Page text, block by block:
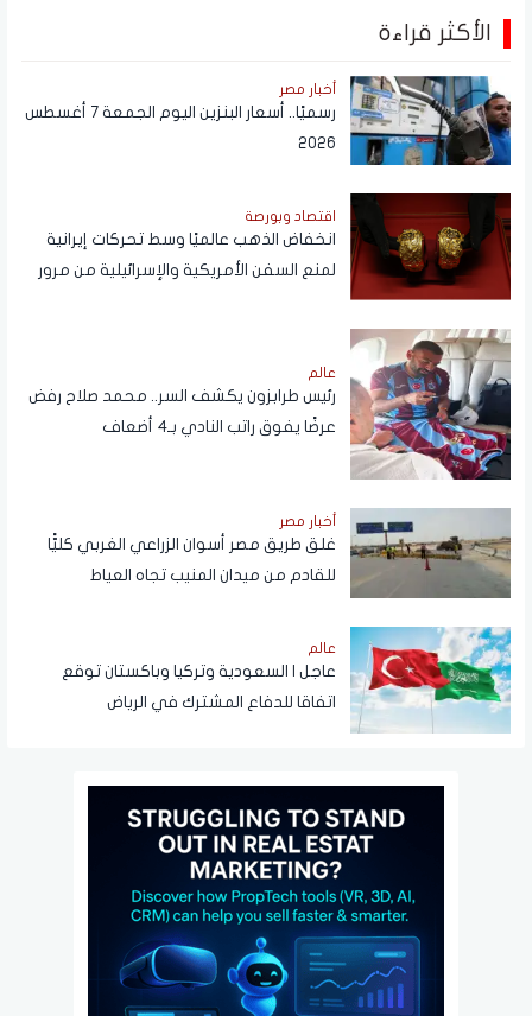
الأكثر قراءة
أخبار مصر
رسميًا.. أسعار البنزين اليوم الجمعة 7 أغسطس
2026
اقتصاد وبورصة
انخفاض الذهب عالميًا وسط تحركات إيرانية
لمنع السفن الأمريكية والإسرائيلية من مرور
عالم
رئيس طرابزون يكشف السر.. محمد صلاح رفض
عرضًا يفوق راتب النادي بـ4 أضعاف
أخبار مصر
غلق طريق مصر أسوان الزراعي الغربي كليًّا
للقادم من ميدان المنيب تجاه العياط
عالم
عاجل | السعودية وتركيا وباكستان توقع
اتفاقا للدفاع المشترك في الرياض